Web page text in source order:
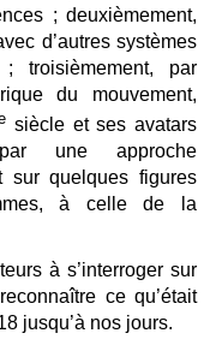
; deuxièmement,
d’autres systèmes
troisièmement, par
du mouvement,
siècle et ses avatars
une approche
sur quelques figures
à celle de la
à s’interroger sur
ce qu’était
jusqu’à nos jours.